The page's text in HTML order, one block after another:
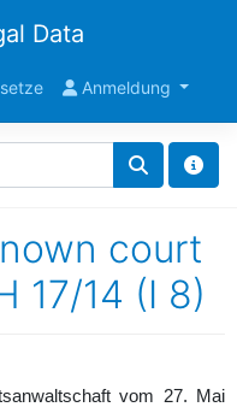
Data
Anmeldung
court
17/14 (I 8)
vom 27. Mai